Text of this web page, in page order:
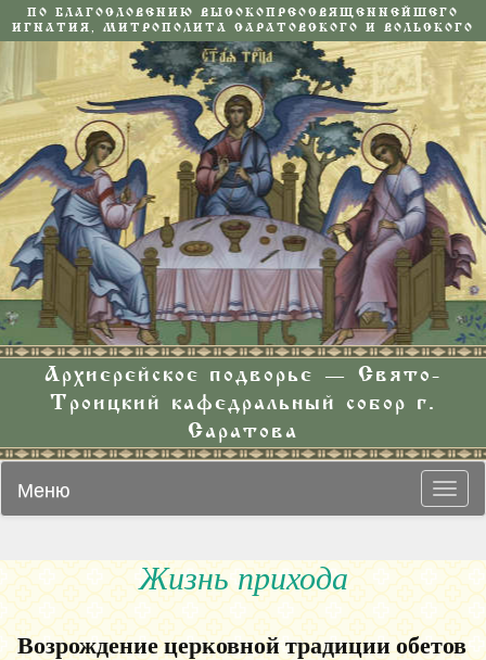
ПО БЛАГОСЛОВЕНИЮ ВЫСОКОПРЕОСВЯЩЕННЕЙШЕГО
ИГНАТИЯ, МИТРОПОЛИТА САРАТОВСКОГО И ВОЛЬСКОГО
Архиерейское подворье — Свято-
Троицкий кафедральный собор г.
Саратова
Меню
Жизнь прихода
Возрождение церковной традиции обетов